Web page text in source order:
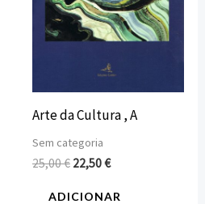
Arte da Cultura , A
Sem categoria
25,00€ 22,50€
ADICIONAR